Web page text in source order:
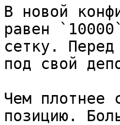
В новой
равен
сетку. Перед
под свой
Чем плотнее
позицию.